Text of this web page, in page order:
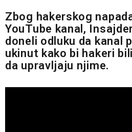
Zbog hakerskog
YouTube kanal,
doneli odluku da kanal
ukinut kako bi hakeri
da upravljaju njime.